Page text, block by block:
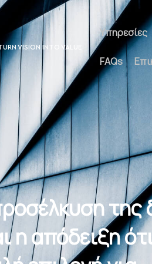
VISION INTO VALUE
Υπηρεσίες
FAQs
της
η απόδειξη